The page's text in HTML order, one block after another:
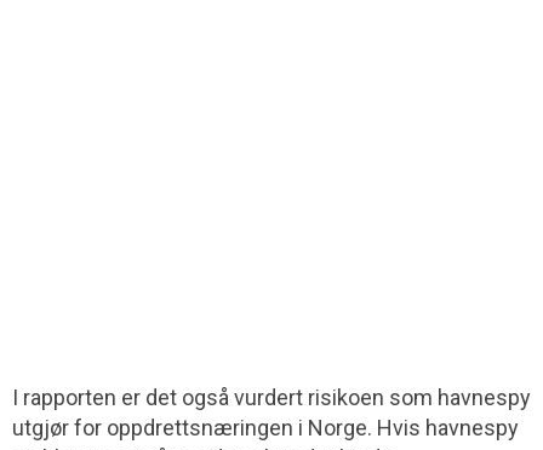
I rapporten er det også vurdert risikoen som havnespy
utgjør for oppdretts­næringen i Norge. Hvis havnespy